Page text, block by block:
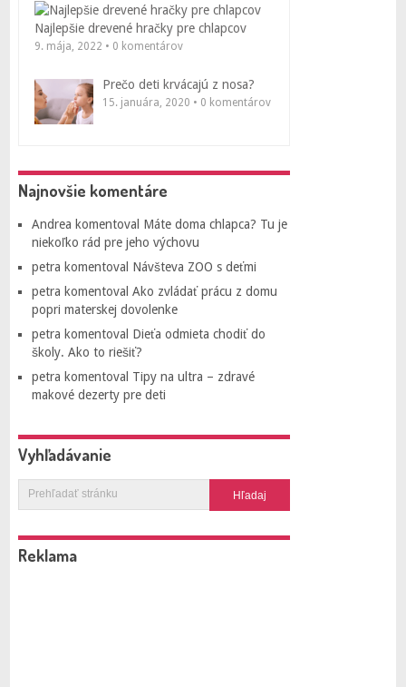
Najlepšie drevené hračky pre chlapcov
9. mája, 2022 • 0 komentárov
Prečo deti krvácajú z nosa?
15. januára, 2020 • 0 komentárov
Najnovšie komentáre
Andrea komentoval Máte doma chlapca? Tu je
niekoľko rád pre jeho výchovu
petra komentoval Návšteva ZOO s deťmi
petra komentoval Ako zvládať prácu z domu
popri materskej dovolenke
petra komentoval Dieťa odmieta chodiť do
školy. Ako to riešiť?
petra komentoval Tipy na ultra – zdravé
makové dezerty pre deti
Vyhľadávanie
Reklama